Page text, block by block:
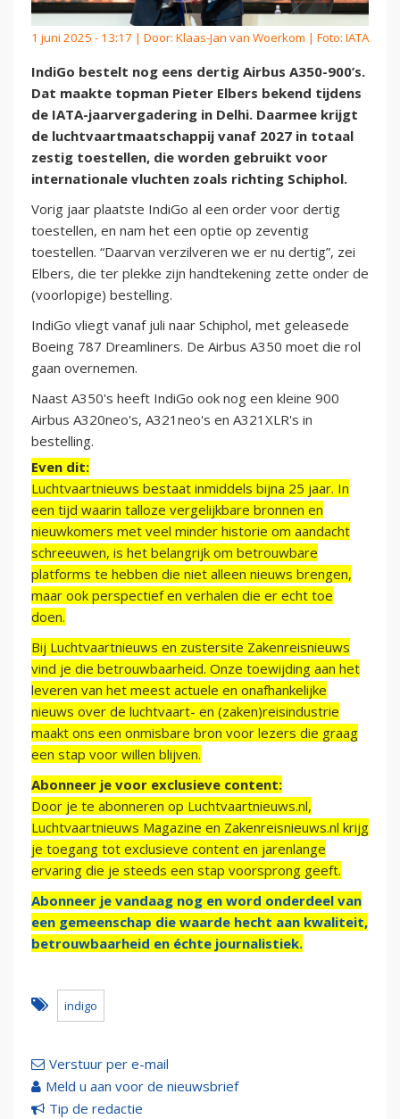
1 juni 2025 - 13:17 | Door: Klaas-Jan van Woerkom | Foto: IATA
IndiGo bestelt nog eens dertig Airbus A350-900’s.
Dat maakte topman Pieter Elbers bekend tijdens
de IATA-jaarvergadering in Delhi. Daarmee krijgt
de luchtvaartmaatschappij vanaf 2027 in totaal
zestig toestellen, die worden gebruikt voor
internationale vluchten zoals richting Schiphol.
Vorig jaar plaatste IndiGo al een order voor dertig
toestellen, en nam het een optie op zeventig
toestellen. “Daarvan verzilveren we er nu dertig”, zei
Elbers, die ter plekke zijn handtekening zette onder de
(voorlopige) bestelling.
IndiGo vliegt vanaf juli naar Schiphol, met geleasede
Boeing 787 Dreamliners. De Airbus A350 moet die rol
gaan overnemen.
Naast A350's heeft IndiGo ook nog een kleine 900
Airbus A320neo's, A321neo's en A321XLR's in
bestelling.
Even dit:
Luchtvaartnieuws bestaat inmiddels bijna 25 jaar. In
een tijd waarin talloze vergelijkbare bronnen en
nieuwkomers met veel minder historie om aandacht
schreeuwen, is het belangrijk om betrouwbare
platforms te hebben die niet alleen nieuws brengen,
maar ook perspectief en verhalen die er echt toe
doen.
Bij Luchtvaartnieuws en zustersite Zakenreisnieuws
vind je die betrouwbaarheid. Onze toewijding aan het
leveren van het meest actuele en onafhankelijke
nieuws over de luchtvaart- en (zaken)reisindustrie
maakt ons een onmisbare bron voor lezers die graag
een stap voor willen blijven.
Abonneer je voor exclusieve content:
Door je te abonneren op Luchtvaartnieuws.nl,
Luchtvaartnieuws Magazine en Zakenreisnieuws.nl krijg
je toegang tot exclusieve content en jarenlange
ervaring die je steeds een stap voorsprong geeft.
Abonneer je vandaag nog en word onderdeel van
een gemeenschap die waarde hecht aan kwaliteit,
betrouwbaarheid en échte journalistiek.
indigo
Verstuur per e-mail
Meld u aan voor de nieuwsbrief
Tip de redactie